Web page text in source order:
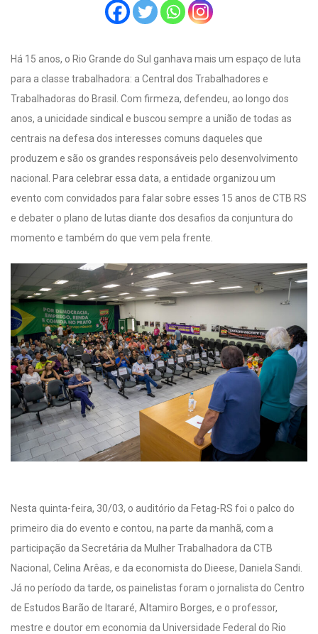
Há 15 anos, o Rio Grande do Sul ganhava mais um espaço de luta
para a classe trabalhadora: a Central dos Trabalhadores e
Trabalhadoras do Brasil. Com firmeza, defendeu, ao longo dos
anos, a unicidade sindical e buscou sempre a união de todas as
centrais na defesa dos interesses comuns daqueles que
produzem e são os grandes responsáveis pelo desenvolvimento
nacional. Para celebrar essa data, a entidade organizou um
evento com convidados para falar sobre esses 15 anos de CTB RS
e debater o plano de lutas diante dos desafios da conjuntura do
momento e também do que vem pela frente.
Nesta quinta-feira, 30/03, o auditório da Fetag-RS foi o palco do
primeiro dia do evento e contou, na parte da manhã, com a
participação da Secretária da Mulher Trabalhadora da CTB
Nacional, Celina Arêas, e da economista do Dieese, Daniela Sandi.
Já no período da tarde, os painelistas foram o jornalista do Centro
de Estudos Barão de Itararé, Altamiro Borges, e o professor,
mestre e doutor em economia da Universidade Federal do Rio